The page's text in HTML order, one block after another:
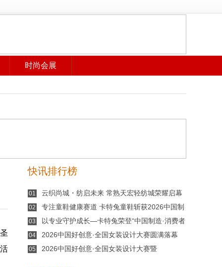
时尚会展
快讯排行榜
01 云织尚城・纺启未来 常熟天宏轻纺城荣耀启幕
02
专注童鞋健康赛道 卡特兔童鞋斩获2026中国制
造·消费者信赖品牌
03
以专业守护成长—卡特兔荣登“中国制造·消费者
信赖品牌”榜单
04 2026中国好创意·全国女装设计大赛圆满落幕
05
2026中国好创意·全国女装设计大赛暨